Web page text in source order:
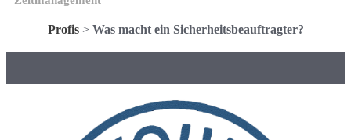
Profis> Was macht ein Sicherheitsbeauftragter?